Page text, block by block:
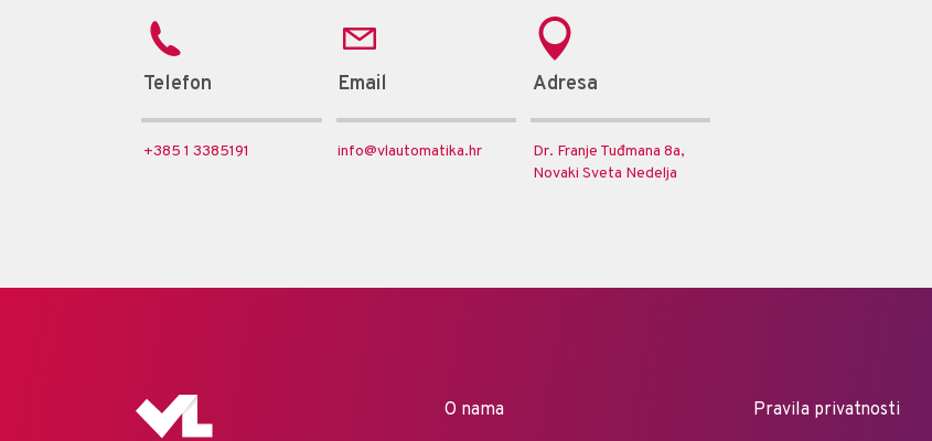
Telefon
+385 1 3385191
Email
info@vlautomatika.hr
Adresa
Dr. Franje Tuđmana 8a,
Novaki Sveta Nedelja
O nama Pravila privatnosti